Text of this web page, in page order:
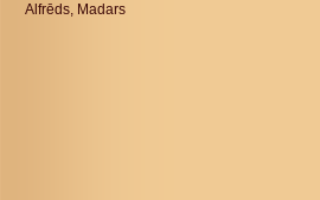
Alfrēds, Madars